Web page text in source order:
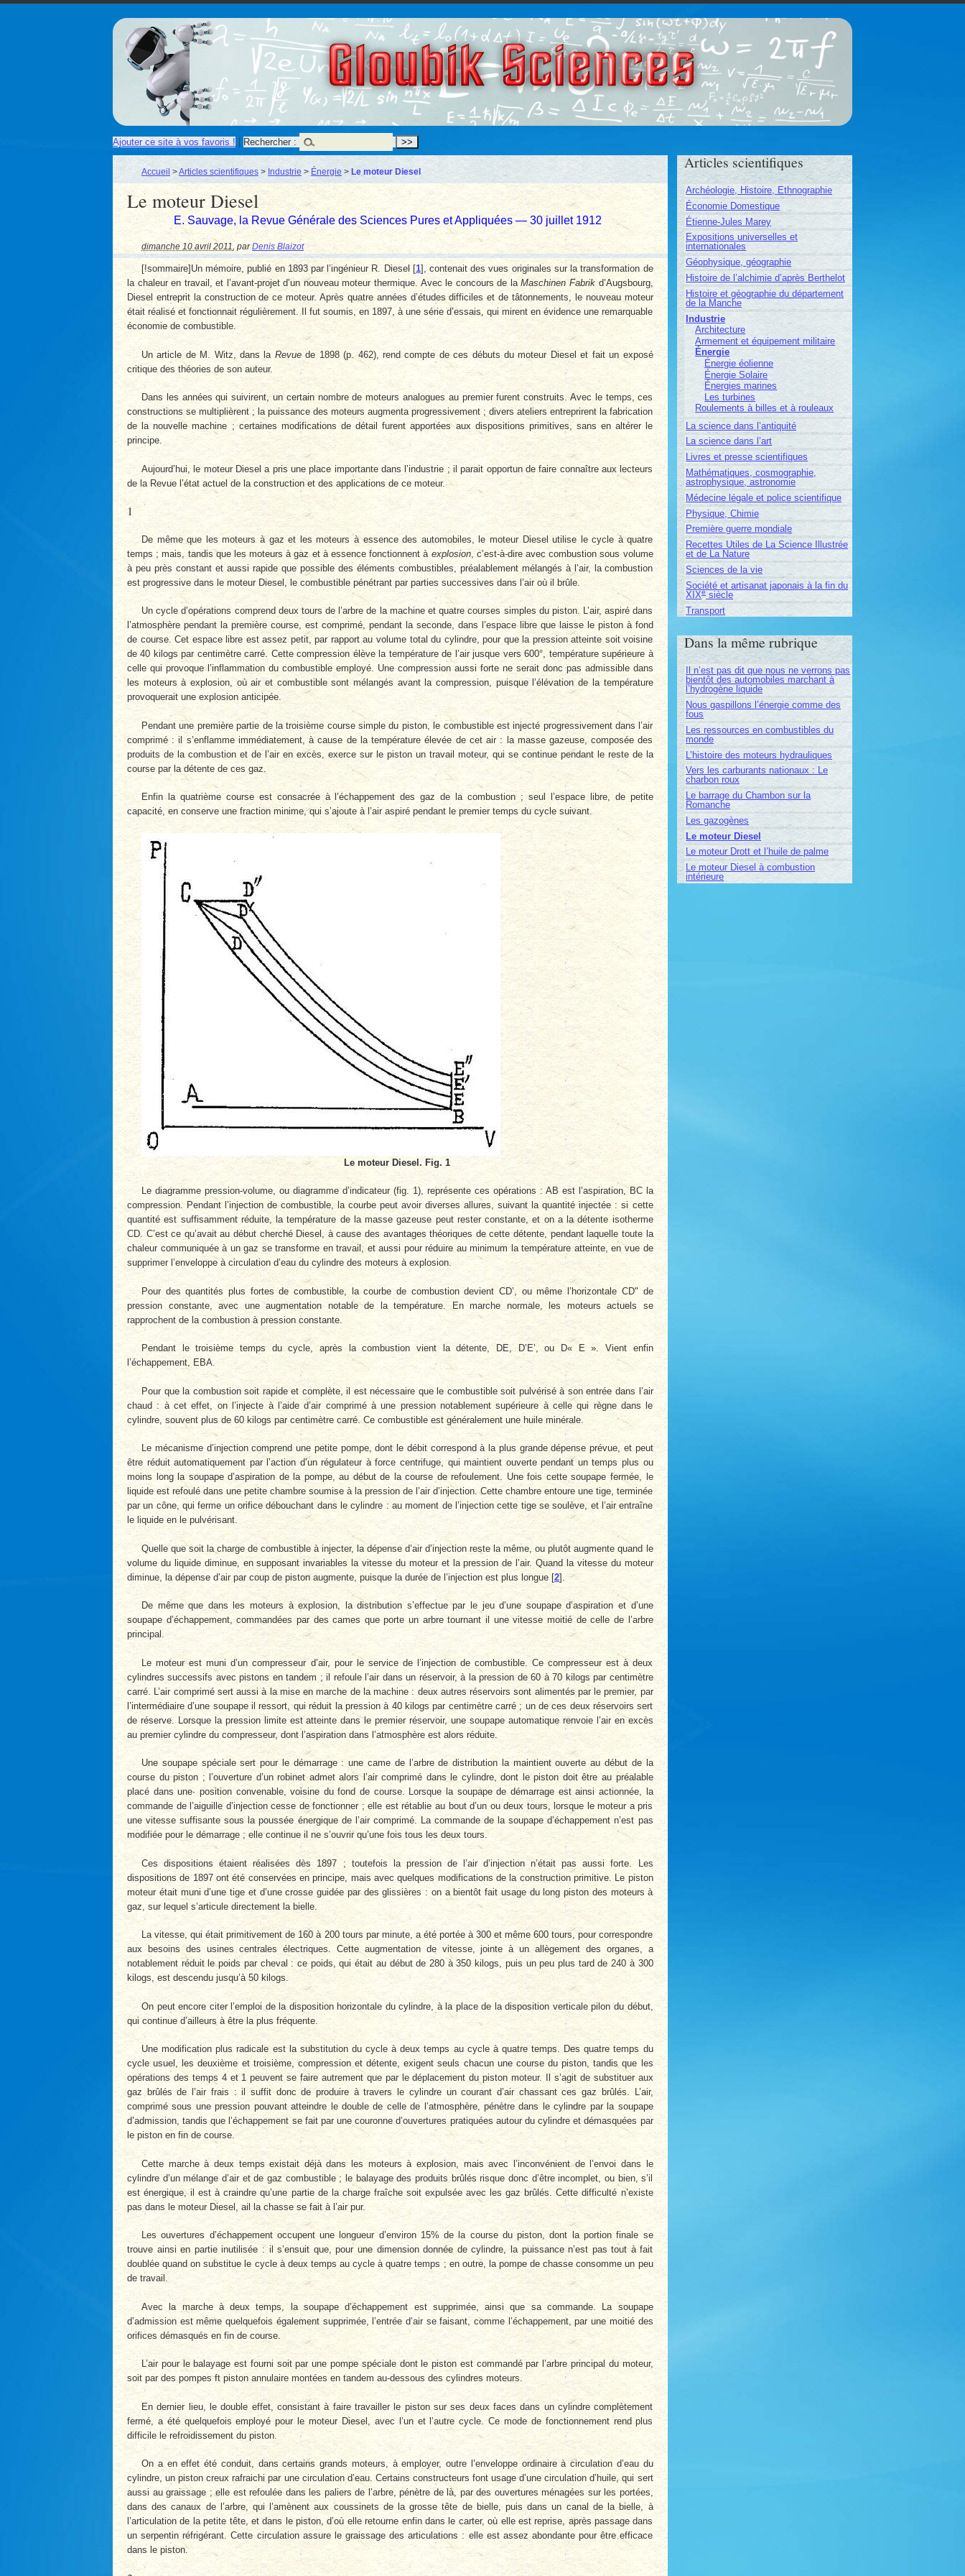
Gloubik Sciences
Ajouter ce site à vos favoris ! | Rechercher :
Accueil >Articles scientifiques > Industrie > Énergie > Le moteur Diesel
Le moteur Diesel
E. Sauvage, la Revue Générale des Sciences Pures et Appliquées — 30 juillet 1912
dimanche 10 avril 2011, parDenis Blaizot
[!sommaire]Un mémoire, publié en 1893 par l’ingénieur R. Diesel[1], contenait des vues originales sur la transformation de
la chaleur en travail, et l’avant-projet d’un nouveau moteur thermique. Avec le concours de laMaschinen Fabrikd’Augsbourg,
Diesel entreprit la construction de ce moteur. Après quatre années d’études difficiles et de tâtonnements, le nouveau moteur
était réalisé et fonctionnait régulièrement. Il fut soumis, en 1897, à une série d’essais, qui mirent en évidence une remarquable
économie de combustible.
Un article de M. Witz, dans la Revuede 1898 (p. 462), rend compte de ces débuts du moteur Diesel et fait un exposé
critique des théories de son auteur.
Dans les années qui suivirent, un certain nombre de moteurs analogues au premier furent construits. Avec le temps, ces
constructions se multiplièrent ; la puissance des moteurs augmenta progressivement ; divers ateliers entreprirent la fabrication
de la nouvelle machine ; certaines modifications de détail furent apportées aux dispositions primitives, sans en altérer le
principe.
Aujourd’hui, le moteur Diesel a pris une place importante dans l’industrie ; il parait opportun de faire connaître aux lecteurs
de la Revue l’état actuel de la construction et des applications de ce moteur.
1
De même que les moteurs à gaz et les moteurs à essence des automobiles, le moteur Diesel utilise le cycle à quatre
temps ; mais, tandis que les moteurs à gaz et à essence fonctionnent à explosion, c’est-à-dire avec combustion sous volume
à peu près constant et aussi rapide que possible des éléments combustibles, préalablement mélangés à l’air, la combustion
est progressive dans le moteur Diesel, le combustible pénétrant par parties successives dans l’air où il brûle.
Un cycle d’opérations comprend deux tours de l’arbre de la machine et quatre courses simples du piston. L’air, aspiré dans
l’atmosphère pendant la première course, est comprimé, pendant la seconde, dans l’espace libre que laisse le piston à fond
de course. Cet espace libre est assez petit, par rapport au volume total du cylindre, pour que la pression atteinte soit voisine
de 40 kilogs par centimètre carré. Cette compression élève la température de l’air jusque vers 600°, température supérieure à
celle qui provoque l’inflammation du combustible employé. Une compression aussi forte ne serait donc pas admissible dans
les moteurs à explosion, où air et combustible sont mélangés avant la compression, puisque l’élévation de la température
provoquerait une explosion anticipée.
Pendant une première partie de la troisième course simple du piston, le combustible est injecté progressivement dans l’air
comprimé : il s’enflamme immédiatement, à cause de la température élevée de cet air : la masse gazeuse, composée des
produits de la combustion et de l’air en excès, exerce sur le piston un travail moteur, qui se continue pendant le reste de la
course par la détente de ces gaz.
Enfin la quatrième course est consacrée à l’échappement des gaz de la combustion ; seul l’espace libre, de petite
capacité, en conserve une fraction minime, qui s’ajoute à l’air aspiré pendant le premier temps du cycle suivant.
Le moteur Diesel. Fig. 1
Le diagramme pression-volume, ou diagramme d’indicateur (fig. 1), représente ces opérations : AB est l’aspiration, BC la
compression. Pendant l’injection de combustible, la courbe peut avoir diverses allures, suivant la quantité injectée : si cette
quantité est suffisamment réduite, la température de la masse gazeuse peut rester constante, et on a la détente isotherme
CD. C’est ce qu’avait au début cherché Diesel, à cause des avantages théoriques de cette détente, pendant laquelle toute la
chaleur communiquée à un gaz se transforme en travail, et aussi pour réduire au minimum la température atteinte, en vue de
supprimer l’enveloppe à circulation d’eau du cylindre des moteurs à explosion.
Pour des quantités plus fortes de combustible, la courbe de combustion devient CD’, ou même l’horizontale CD" de
pression constante, avec une augmentation notable de la température. En marche normale, les moteurs actuels se
rapprochent de la combustion à pression constante.
Pendant le troisième temps du cycle, après la combustion vient la détente, DE, D’E’, ou D« E ». Vient enfin
l’échappement, EBA.
Pour que la combustion soit rapide et complète, il est nécessaire que le combustible soit pulvérisé à son entrée dans l’air
chaud : à cet effet, on l’injecte à l’aide d’air comprimé à une pression notablement supérieure à celle qui règne dans le
cylindre, souvent plus de 60 kilogs par centimètre carré. Ce combustible est généralement une huile minérale.
Le mécanisme d’injection comprend une petite pompe, dont le débit correspond à la plus grande dépense prévue, et peut
être réduit automatiquement par l’action d’un régulateur à force centrifuge, qui maintient ouverte pendant un temps plus ou
moins long la soupape d’aspiration de la pompe, au début de la course de refoulement. Une fois cette soupape fermée, le
liquide est refoulé dans une petite chambre soumise à la pression de l’air d’injection. Cette chambre entoure une tige, terminée
par un cône, qui ferme un orifice débouchant dans le cylindre : au moment de l’injection cette tige se soulève, et l’air entraîne
le liquide en le pulvérisant.
Quelle que soit la charge de combustible à injecter, la dépense d’air d’injection reste la même, ou plutôt augmente quand le
volume du liquide diminue, en supposant invariables la vitesse du moteur et la pression de l’air. Quand la vitesse du moteur
diminue, la dépense d’air par coup de piston augmente, puisque la durée de l’injection est plus longue [2]
De même que dans les moteurs à explosion, la distribution s’effectue par le jeu d’une soupape d’aspiration et d’une
soupape d’échappement, commandées par des cames que porte un arbre tournant il une vitesse moitié de celle de l’arbre
principal.
Le moteur est muni d’un compresseur d’air, pour le service de l’injection de combustible. Ce compresseur est à deux
cylindres successifs avec pistons en tandem ; il refoule l’air dans un réservoir, à la pression de 60 à 70 kilogs par centimètre
carré. L’air comprimé sert aussi à la mise en marche de la machine : deux autres réservoirs sont alimentés par le premier, par
l’intermédiaire d’une soupape il ressort, qui réduit la pression à 40 kilogs par centimètre carré ; un de ces deux réservoirs sert
de réserve. Lorsque la pression limite est atteinte dans le premier réservoir, une soupape automatique renvoie l’air en excès
au premier cylindre du compresseur, dont l’aspiration dans l’atmosphère est alors réduite.
Une soupape spéciale sert pour le démarrage : une came de l’arbre de distribution la maintient ouverte au début de la
course du piston ; l’ouverture d’un robinet admet alors l’air comprimé dans le cylindre, dont le piston doit être au préalable
placé dans une·position convenable, voisine du fond de course. Lorsque la soupape de démarrage est ainsi actionnée, la
commande de l’aiguille d’injection cesse de fonctionner ; elle est rétablie au bout d’un ou deux tours, lorsque le moteur a pris
une vitesse suffisante sous la poussée énergique de l’air comprimé. La commande de la soupape d’échappement n’est pas
modifiée pour le démarrage ; elle continue il ne s’ouvrir qu’une fois tous les deux tours.
Ces dispositions étaient réalisées dès 1897 ; toutefois la pression de l’air d’injection n’était pas aussi forte. Les
dispositions de 1897 ont été conservées en principe, mais avec quelques modifications de la construction primitive. Le piston
moteur était muni d’une tige et d’une crosse guidée par des glissières : on a bientôt fait usage du long piston des moteurs à
gaz, sur lequel s’articule directement la bielle.
La vitesse, qui était primitivement de 160 à 200 tours par minute, a été portée à 300 et même 600 tours, pour correspondre
aux besoins des usines centrales électriques. Cette augmentation de vitesse, jointe à un allègement des organes, a
notablement réduit le poids par cheval : ce poids, qui était au début de 280 à 350 kilogs, puis un peu plus tard de 240 à 300
kilogs, est descendu jusqu’à 50 kilogs.
On peut encore citer l’emploi de la disposition horizontale du cylindre, à la place de la disposition verticale pilon du début,
qui continue d’ailleurs à être la plus fréquente.
Une modification plus radicale est la substitution du cycle à deux temps au cycle à quatre temps. Des quatre temps du
cycle usuel, les deuxième et troisième, compression et détente, exigent seuls chacun une course du piston, tandis que les
opérations des temps 4 et 1 peuvent se faire autrement que par le déplacement du piston moteur. Il s’agit de substituer aux
gaz brûlés de l’air frais : il suffit donc de produire à travers le cylindre un courant d’air chassant ces gaz brûlés. L’air,
comprimé sous une pression pouvant atteindre le double de celle de l’atmosphère, pénètre dans le cylindre par la soupape
d’admission, tandis que l’échappement se fait par une couronne d’ouvertures pratiquées autour du cylindre et démasquées par
le piston en fin de course.
Cette marche à deux temps existait déjà dans les moteurs à explosion, mais avec l’inconvénient de l’envoi dans le
cylindre d’un mélange d’air et de gaz combustible ; le balayage des produits brûlés risque donc d’être incomplet, ou bien, s’il
est énergique, il est à craindre qu’une partie de la charge fraîche soit expulsée avec les gaz brûlés. Cette difficulté n’existe
pas dans le moteur Diesel, ail la chasse se fait à l’air pur.
Les ouvertures d’échappement occupent une longueur d’environ 15% de la course du piston, dont la portion finale se
trouve ainsi en partie inutilisée : il s’ensuit que, pour une dimension donnée de cylindre, la puissance n’est pas tout à fait
doublée quand on substitue le cycle à deux temps au cycle à quatre temps ; en outre, la pompe de chasse consomme un peu
de travail.
Avec la marche à deux temps, la soupape d’échappement est supprimée, ainsi que sa commande. La soupape
d’admission est même quelquefois également supprimée, l’entrée d’air se faisant, comme l’échappement, par une moitié des
orifices démasqués en fin de course.
L’air pour le balayage est fourni soit par une pompe spéciale dont le piston est commandé par l’arbre principal du moteur,
soit par des pompes ft piston annulaire montées en tandem au-dessous des cylindres moteurs.
En dernier lieu, le double effet, consistant à faire travailler le piston sur ses deux faces dans un cylindre complètement
fermé, a été quelquefois employé pour le moteur Diesel, avec l’un et l’autre cycle. Ce mode de fonctionnement rend plus
difficile le refroidissement du piston.
On a en effet été conduit, dans certains grands moteurs, à employer, outre l’enveloppe ordinaire à circulation d’eau du
cylindre, un piston creux rafraichi par une circulation d’eau. Certains constructeurs font usage d’une circulation d’huile, qui sert
aussi au graissage ; elle est refoulée dans les paliers de l’arbre, pénètre de là, par des ouvertures ménagées sur les portées,
dans des canaux de l’arbre, qui l’amènent aux coussinets de la grosse tête de bielle, puis dans un canal de la bielle, à
l’articulation de la petite tête, et dans le piston, d’où elle retourne enfin dans le carter, où elle est reprise, après passage dans
un serpentin réfrigérant. Cette circulation assure le graissage des articulations : elle est assez abondante pour être efficace
dans le piston.
Articles scientifiques
Archéologie, Histoire, Ethnographie
Économie Domestique
Étienne-Jules Marey
Expositions universelles et
internationales
Géophysique, géographie
Histoire de l’alchimie d’après Berthelot
Histoire et géographie du département
de la Manche
Industrie
Architecture
Armement et équipement militaire
Énergie
Énergie éolienne
Énergie Solaire
Énergies marines
Les turbines
Roulements à billes et à rouleaux
La science dans l’antiquité
La science dans l’art
Livres et presse scientifiques
Mathématiques, cosmographie,
astrophysique, astronomie
Médecine légale et police scientifique
Physique, Chimie
Première guerre mondiale
Recettes Utiles de La Science Illustrée
et de La Nature
Sciences de la vie
Société et artisanat japonais à la fin du
XIXe siècle
Transport
Dans la même rubrique
Il n’est pas dit que nous ne verrons pas
bientôt des automobiles marchant à
l’hydrogène liquide
Nous gaspillons l’énergie comme des
fous
Les ressources en combustibles du
monde
L’histoire des moteurs hydrauliques
Vers les carburants nationaux : Le
charbon roux
Le barrage du Chambon sur la
Romanche
Les gazogènes
Le moteur Diesel
Le moteur Drott et l’huile de palme
Le moteur Diesel à combustion
intérieure